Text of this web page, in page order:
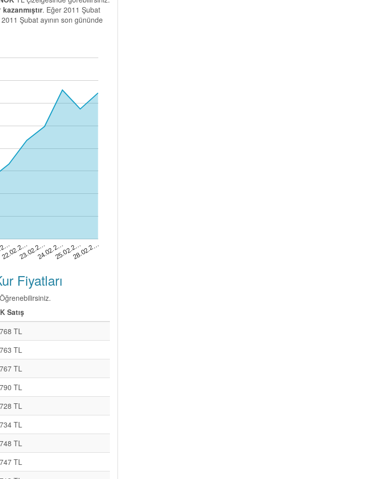
kazanmıştır. Eğer 2011 Şubat
Şubat ayının son gününde
22.02.2…23.02.2…24.02.2…25.02.2…28.02.2…
Fiyatları
Satış
TL
TL
TL
TL
TL
TL
TL
TL